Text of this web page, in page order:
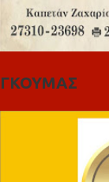
ΓΚΟΥΜΑΣ